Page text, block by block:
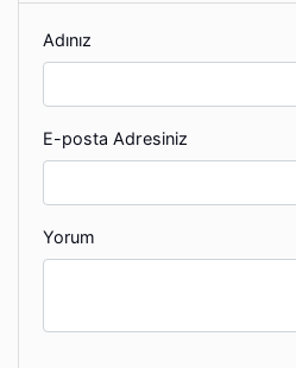
Adınız
E-posta Adresiniz
Yorum